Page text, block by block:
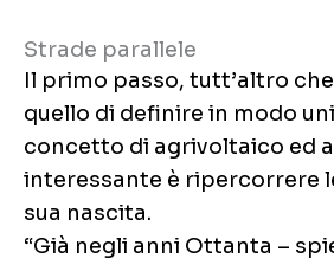
Strade parallele
Il primo passo, tutt’altro
quello di definire in modo
concetto di agrivoltaico ed
interessante è ripercorrere
sua nascita.
“Già negli anni Ottanta –